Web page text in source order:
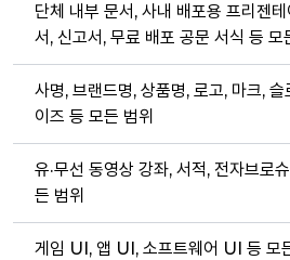
단체 내부 문서, 사내 배포용 프리젠
서, 신고서, 무료 배포 공문 서식 등 모
사명, 브랜드명, 상품명, 로고, 마크, 슬
이즈 등 모든 범위
유·무선 동영상 강좌, 서적, 전자브로
든 범위
게임 UI, 앱 UI, 소프트웨어 UI 등 모